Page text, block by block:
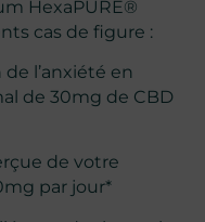
HexaPURE®
cas de figure :
l’anxiété en
de 30mg de CBD
de votre
par jour*